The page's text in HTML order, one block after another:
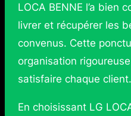
LOCA BENNE l’a bien
livrer et récupérer les
convenus. Cette
organisation
satisfaire chaque client.
En choisissant LG